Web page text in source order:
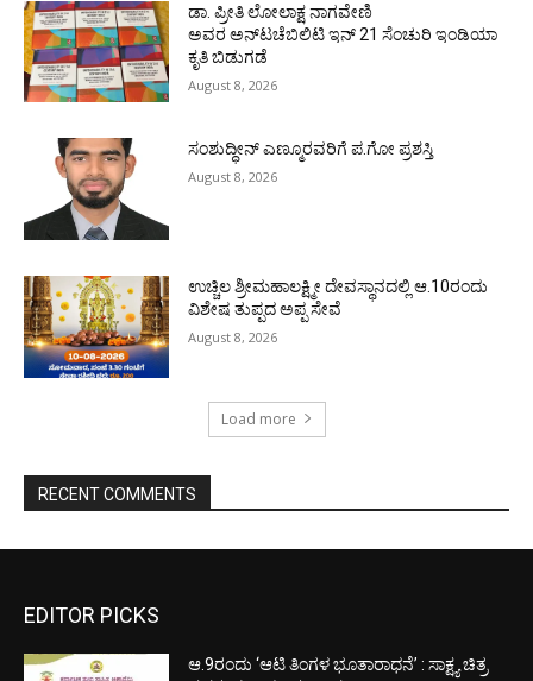
ಡಾ. ಪ್ರೀತಿ ಲೋಲಾಕ್ಷ ನಾಗವೇಣಿ
ಅವರ ಅನ್‌ಟಚೆಬಿಲಿಟಿ ಇನ್ 21 ಸೆಂಚುರಿ ಇಂಡಿಯಾ
ಕೃತಿ ಬಿಡುಗಡೆ
August 8, 2026
ಸಂಶುದ್ಧೀನ್ ಎಣ್ಮೂರವರಿಗೆ ಪ.ಗೋ ಪ್ರಶಸ್ತಿ
August 8, 2026
ಉಚ್ಚಿಲ ಶ್ರೀಮಹಾಲಕ್ಷ್ಮೀ ದೇವಸ್ಥಾನದಲ್ಲಿ ಆ.10ರಂದು
ವಿಶೇಷ ತುಪ್ಪದ ಅಪ್ಪ ಸೇವೆ
August 8, 2026
Load more
RECENT COMMENTS
EDITOR PICKS
ಆ.9ರಂದು ‘ಆಟಿ ತಿಂಗಳ ಭೂತಾರಾಧನೆ’ : ಸಾಕ್ಷ್ಯ ಚಿತ್ರ